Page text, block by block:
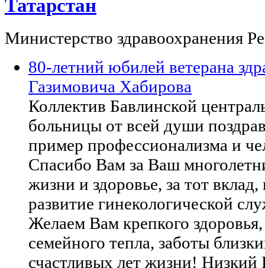
Татарстан
Министерство здравоохранения
80-летний юбилей ветерана
Газимовича Хабирова
Коллектив Бавлинской
больницы от всей души
пример профессионализма и
Спасибо Вам за Ваш
жизни и здоровье, за тот
развитие гинекологической
Желаем Вам крепкого
семейного тепла, заботы
счастливых лет жизни!